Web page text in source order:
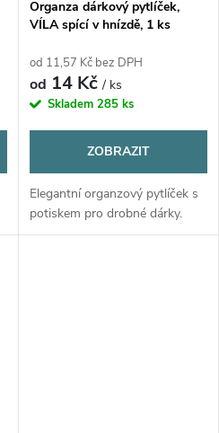
Organza dárkový pytlíček,
VÍLA spící v hnízdě, 1 ks
od 11,57 Kč bez DPH
od 14 Kč/ ks
Skladem 285 ks
ZOBRAZIT
Elegantní organzový pytlíček s
potiskem pro drobné dárky.